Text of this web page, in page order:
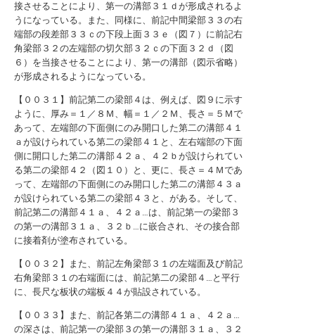
接させることにより、第一の溝部３１ｄが形成されるよ
うになっている。また、同様に、前記中間梁部３３の右
端部の段差部３３ｃの下段上面３３ｅ（図７）に前記右
角梁部３２の左端部の切欠部３２ｃの下面３２ｄ（図
６）を当接させることにより、第一の溝部（図示省略）
が形成されるようになっている。
【００３１】前記第二の梁部４は、例えば、図９に示す
ように、厚み＝１／８Ｍ、幅＝１／２Ｍ、長さ＝５Ｍで
あって、左端部の下面側にのみ開口した第二の溝部４１
ａが設けられている第二の梁部４１と、左右端部の下面
側に開口した第二の溝部４２ａ、４２ｂが設けられてい
る第二の梁部４２（図１０）と、更に、長さ＝４Ｍであ
って、左端部の下面側にのみ開口した第二の溝部４３ａ
が設けられている第二の梁部４３と、がある。そして、
前記第二の溝部４１ａ、４２ａ…は、前記第一の梁部３
の第一の溝部３１ａ、３２ｂ…に嵌合され、その接合部
に接着剤が塗布されている。
【００３２】また、前記左角梁部３１の左端面及び前記
右角梁部３１の右端面には、前記第二の梁部４…と平行
に、長尺な板状の端板４４が貼設されている。
【００３３】また、前記各第二の溝部４１ａ、４２ａ…
の深さは、前記第一の梁部３の第一の溝部３１ａ、３２